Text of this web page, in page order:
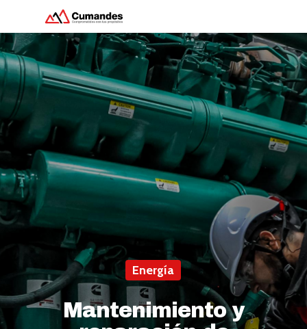
Hit enter to search or ESC to close
Energía
Mantenimiento y